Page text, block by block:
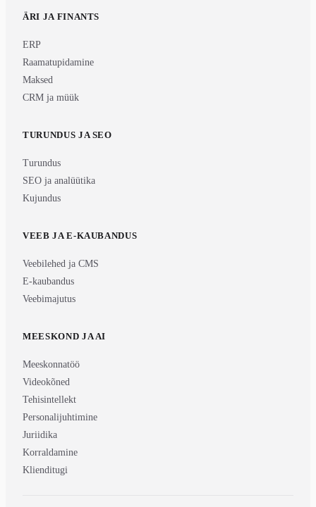
ÄRI JA FINANTS
ERP
Raamatupidamine
Maksed
CRM ja müük
TURUNDUS JA SEO
Turundus
SEO ja analüütika
Kujundus
VEEB JA E-KAUBANDUS
Veebilehed ja CMS
E-kaubandus
Veebimajutus
MEESKOND JA AI
Meeskonnatöö
Videokõned
Tehisintellekt
Personalijuhtimine
Juriidika
Korraldamine
Klienditugi